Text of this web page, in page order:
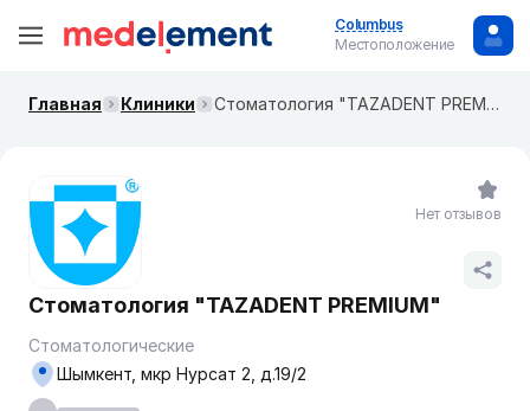
Columbus
Местоположение
Главная Клиники Стоматология "TAZADENT PREMIUM"
Стоматология "TAZADENT PREMIUM"
Стоматологические
Шымкент, мкр Нурсат 2, д.19/2
Нет отзывов